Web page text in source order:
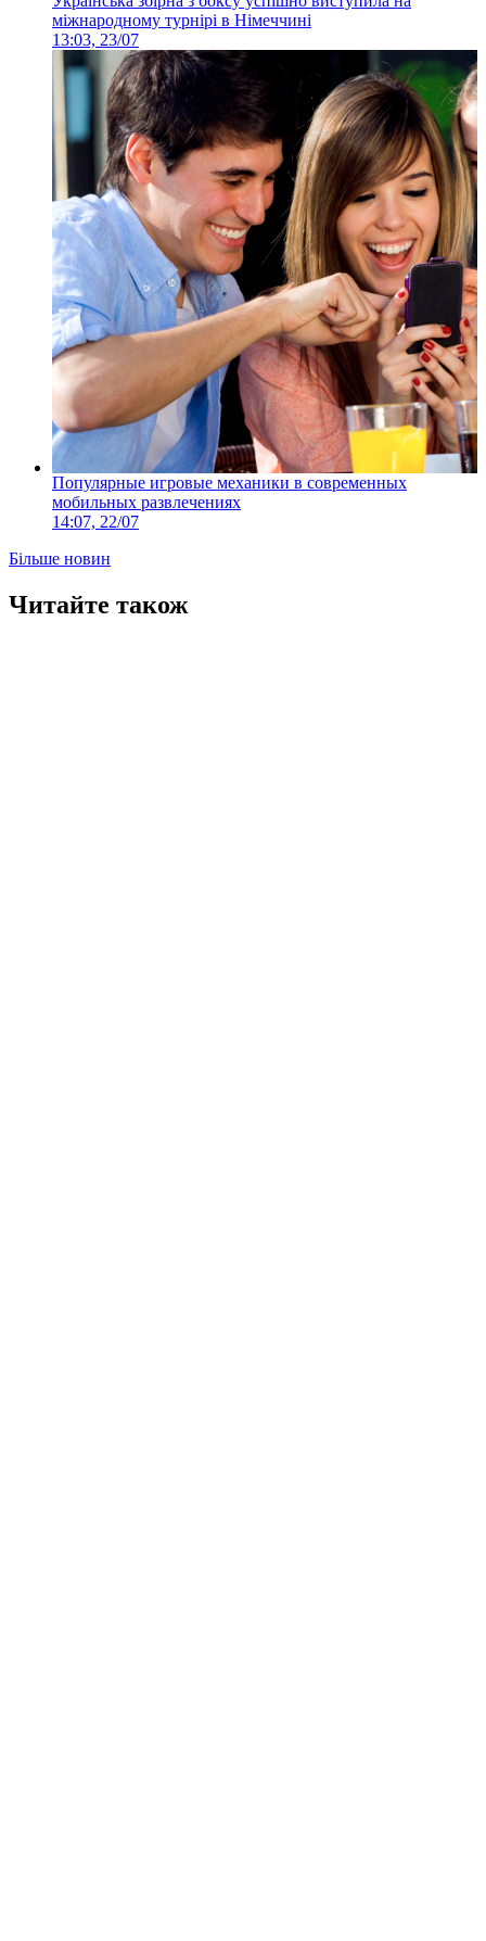
міжнародному турнірі в Німеччині
13:03, 23/07
Популярные игровые механики в современных
мобильных развлечениях
14:07, 22/07
Більше новин
Читайте також